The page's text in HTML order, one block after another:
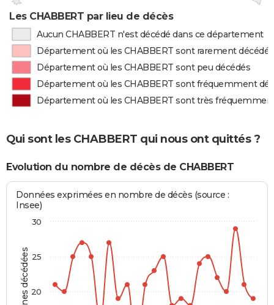
Les CHABBERT par lieu de décès
Aucun CHABBERT n'est décédé dans ce département
Département où les CHABBERT sont rarement décédés
Département où les CHABBERT sont peu décédés
Département où les CHABBERT sont fréquemment
Département où les CHABBERT sont très
Qui sont les CHABBERT qui nous ont quittés ?
Evolution du nombre de décès de CHABBERT
Données exprimées en nombre de décès (source :
Insee)
20
25
30